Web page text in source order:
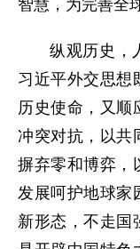
智慧，为完善全
纵观历史，
习近平外交思想
历史使命，又顺
冲突对抗，以共
摒弃零和博弈，
发展呵护地球家
新形态，不走国